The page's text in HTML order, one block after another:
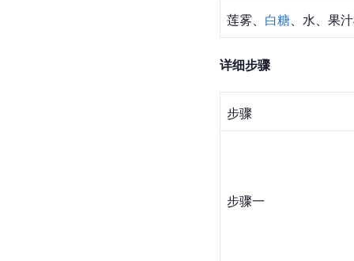
莲雾、 白糖 、水、果
详细步骤
步骤
步骤一